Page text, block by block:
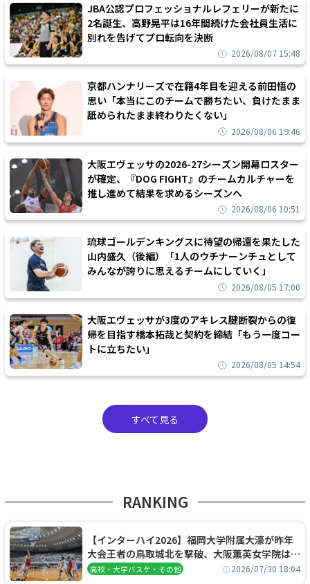
JBA公認プロフェッショナルレフェリーが新たに
2名誕生、高野晃平は16年間続けた会社員生活に
別れを告げてプロ転向を決断
2026/08/07 15:48
京都ハンナリーズで在籍4年目を迎える前田悟の
思い「本当にこのチームで勝ちたい、負けたまま
舐められたまま終わりたくない」
2026/08/06 19:46
大阪エヴェッサの2026-27シーズン開幕ロスター
が確定、『DOG FIGHT』のチームカルチャーを
推し進めて結果を求めるシーズンへ
2026/08/06 10:51
琉球ゴールデンキングスに待望の帰還を果たした
山内盛久（後編）「1人のウチナーンチュとして
みんなが誇りに思えるチームにしていく」
2026/08/05 17:00
大阪エヴェッサが3度のアキレス腱断裂からの復
帰を目指す橋本拓哉と契約を締結「もう一度コー
トに立ちたい」
2026/08/05 14:54
すべて見る
RANKING
【インターハイ2026】福岡大学附属大濠が昨年
大会王者の鳥取城北を撃破、大阪薫英女学院は岐
阜女子に完勝、大会3日目試合結果
高校・大学バスケ・その他 2026/07/30 18:04